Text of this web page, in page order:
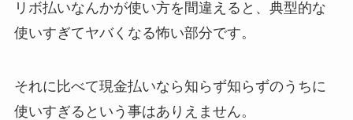
リボ払いなんかが使い方を間違えると、典型的な
使いすぎてヤバくなる怖い部分です。
それに比べて現金払いなら知らず知らずのうちに
使いすぎるという事はありえません。